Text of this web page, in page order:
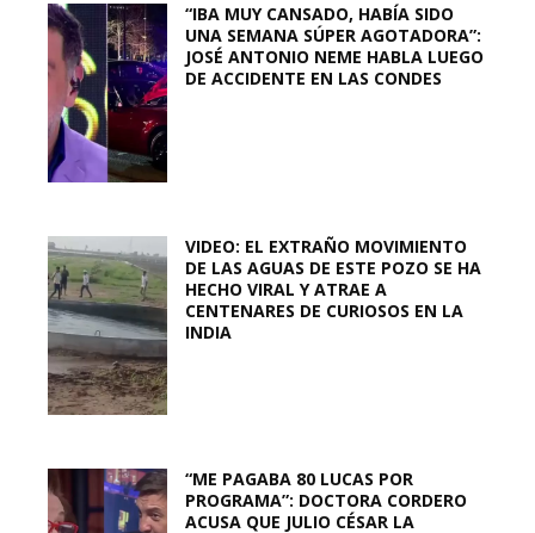
“IBA MUY CANSADO, HABÍA SIDO
UNA SEMANA SÚPER AGOTADORA”:
JOSÉ ANTONIO NEME HABLA LUEGO
DE ACCIDENTE EN LAS CONDES
VIDEO: EL EXTRAÑO MOVIMIENTO
DE LAS AGUAS DE ESTE POZO SE HA
HECHO VIRAL Y ATRAE A
CENTENARES DE CURIOSOS EN LA
INDIA
“ME PAGABA 80 LUCAS POR
PROGRAMA”: DOCTORA CORDERO
ACUSA QUE JULIO CÉSAR LA